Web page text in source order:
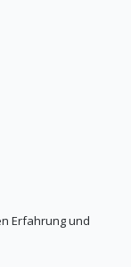
Erfahrung und